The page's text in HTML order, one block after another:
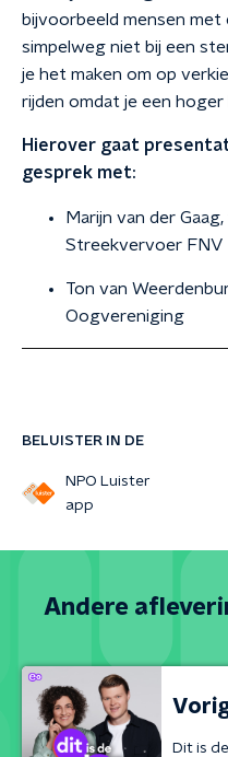
BELUISTER IN DE
NPO Luister
app
bijvoorbeeld mensen met
simpelweg niet bij een
je het maken om op
rijden omdat je een hoger
Hierover gaat
gesprek met:
Marijn van der
Streekvervoer FNV
Ton van
Oogvereniging
Andere
Dit is